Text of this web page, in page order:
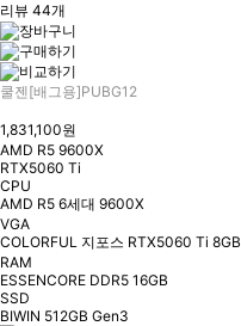
리뷰 44개
쿨젠[배그용]PUBG12
1,831,100원
AMD R5 9600X
RTX5060 Ti
CPU
AMD R5 6세대 9600X
VGA
COLORFUL 지포스 RTX5060 Ti 8GB
RAM
ESSENCORE DDR5 16GB
SSD
BIWIN 512GB Gen3